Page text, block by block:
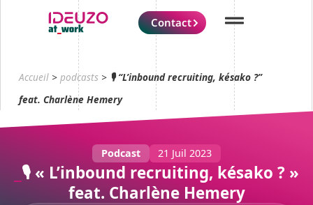
Contact
Accueil > podcasts > 🎙️ “L’inbound recruiting, késako ?”
feat. Charlène Hemery
Podcast 21 Juil 2023
🎙️ « L’inbound recruiting, késako ? »
feat. Charlène Hemery